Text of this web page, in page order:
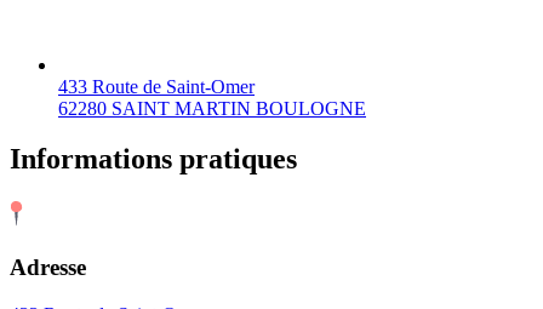
433 Route de Saint-Omer
62280 SAINT MARTIN BOULOGNE
Informations pratiques
Adresse